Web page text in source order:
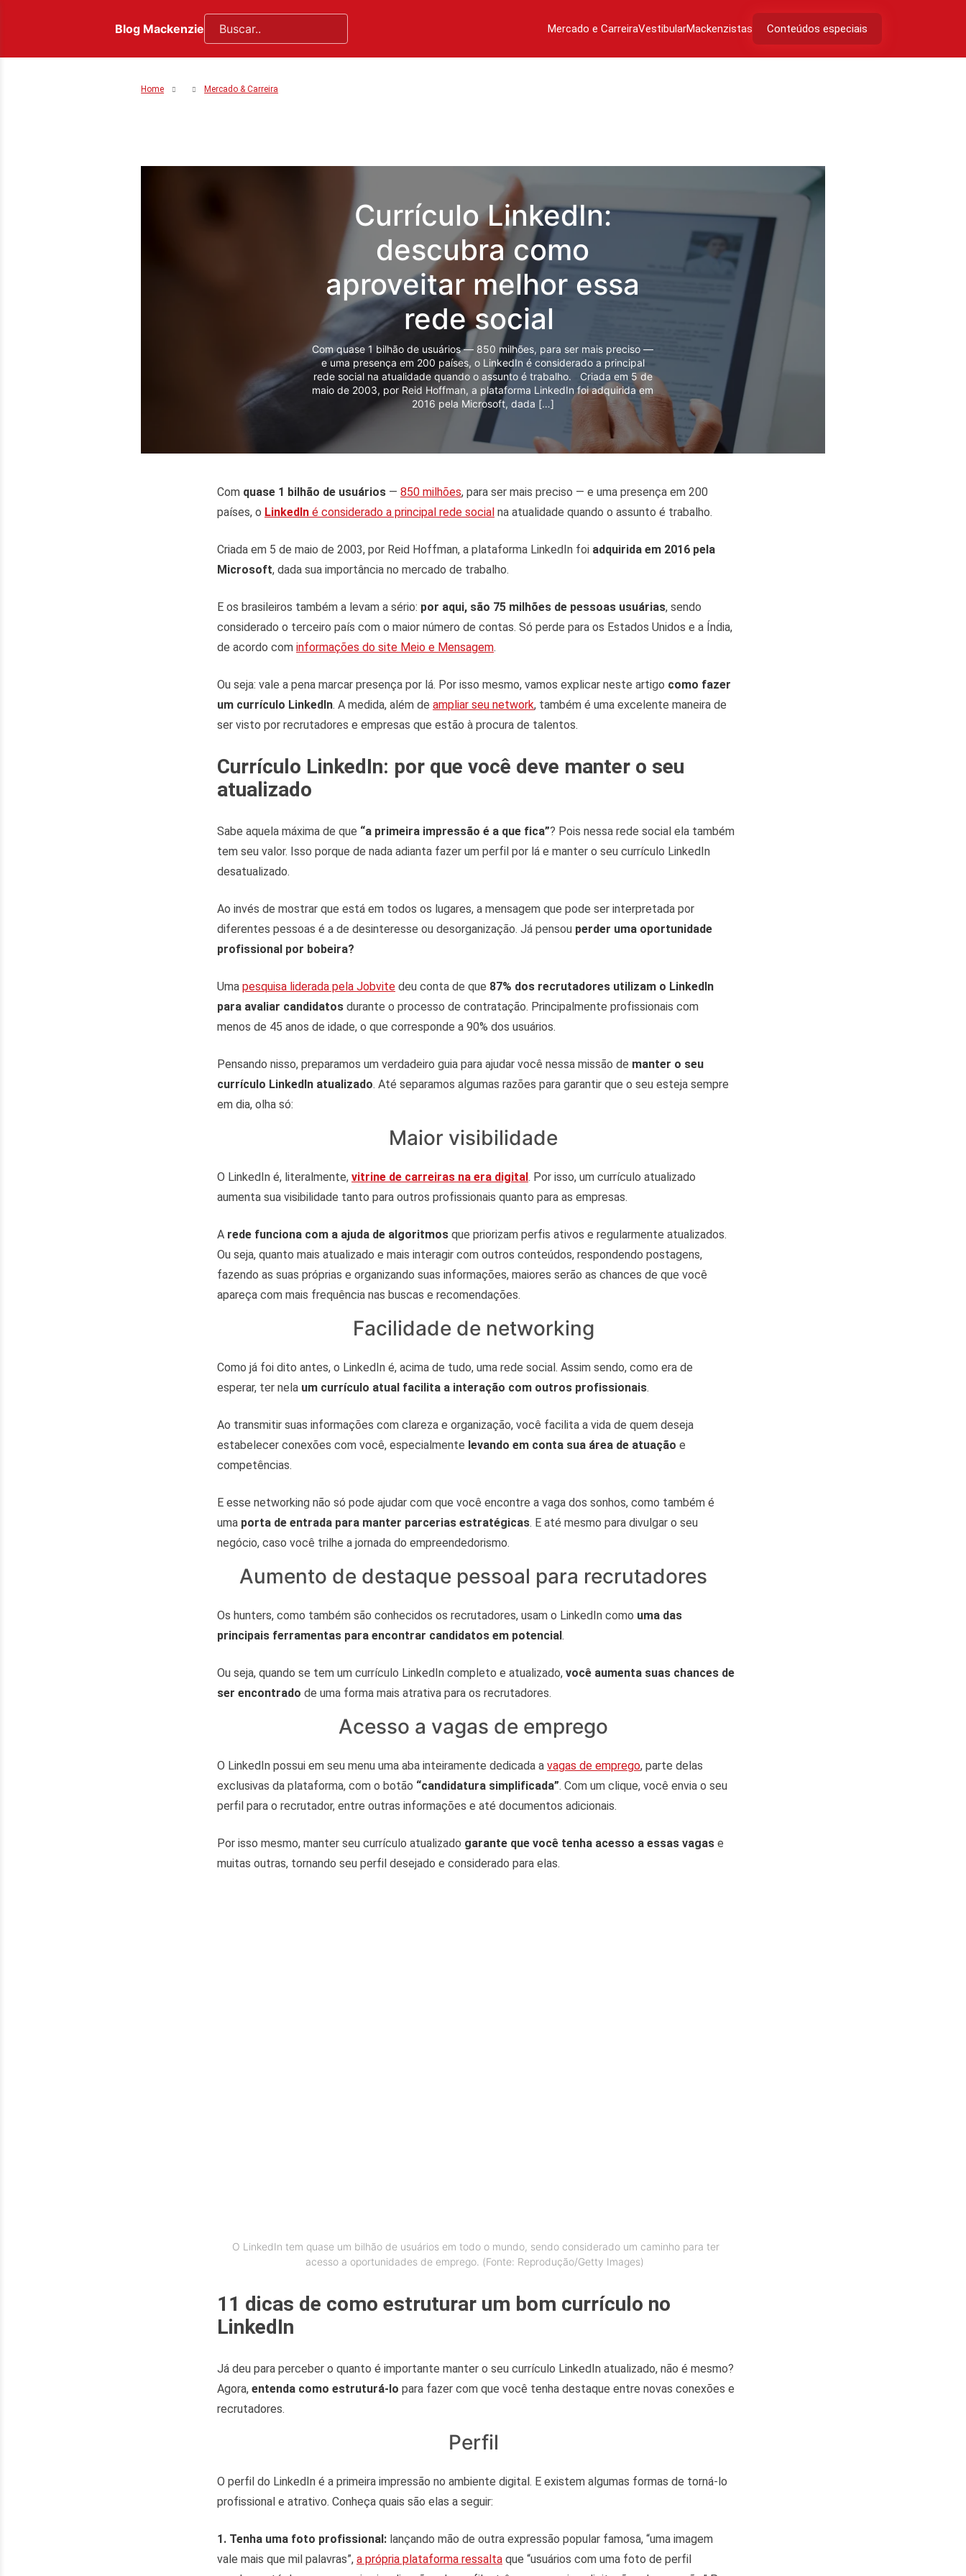
Blog Mackenzie Mercado e CarreiraVestibularMackenzistas Conteúdos especiais
Home Mercado & Carreira
Currículo LinkedIn:
descubra como
aproveitar melhor essa
rede social
Com quase 1 bilhão de usuários — 850 milhões, para ser mais preciso —
e uma presença em 200 países, o LinkedIn é considerado a principal
rede social na atualidade quando o assunto é trabalho. Criada em 5 de
maio de 2003, por Reid Hoffman, a plataforma LinkedIn foi adquirida em
2016 pela Microsoft, dada […]
Com quase 1 bilhão de usuários — 850 milhões, para ser mais preciso — e uma presença em 200
países, o LinkedIn é considerado a principal rede social na atualidade quando o assunto é trabalho.
Criada em 5 de maio de 2003, por Reid Hoffman, a plataforma LinkedIn foi adquirida em 2016 pela
Microsoft, dada sua importância no mercado de trabalho.
E os brasileiros também a levam a sério: por aqui, são 75 milhões de pessoas usuárias, sendo
considerado o terceiro país com o maior número de contas. Só perde para os Estados Unidos e a Índia,
de acordo com informações do site Meio e Mensagem.
Ou seja: vale a pena marcar presença por lá. Por isso mesmo, vamos explicar neste artigo como fazer
um currículo LinkedIn. A medida, além de ampliar seu network, também é uma excelente maneira de
ser visto por recrutadores e empresas que estão à procura de talentos.
Currículo LinkedIn: por que você deve manter o seu
atualizado
Sabe aquela máxima de que “a primeira impressão é a que fica”? Pois nessa rede social ela também
tem seu valor. Isso porque de nada adianta fazer um perfil por lá e manter o seu currículo LinkedIn
desatualizado.
Ao invés de mostrar que está em todos os lugares, a mensagem que pode ser interpretada por
diferentes pessoas é a de desinteresse ou desorganização. Já pensou perder uma oportunidade
profissional por bobeira?
Uma pesquisa liderada pela Jobvite deu conta de que 87% dos recrutadores utilizam o LinkedIn
para avaliar candidatos durante o processo de contratação. Principalmente profissionais com
menos de 45 anos de idade, o que corresponde a 90% dos usuários.
Pensando nisso, preparamos um verdadeiro guia para ajudar você nessa missão de manter o seu
currículo LinkedIn atualizado. Até separamos algumas razões para garantir que o seu esteja sempre
em dia, olha só:
Maior visibilidade
O LinkedIn é, literalmente, vitrine de carreiras na era digital. Por isso, um currículo atualizado
aumenta sua visibilidade tanto para outros profissionais quanto para as empresas.
A rede funciona com a ajuda de algoritmos que priorizam perfis ativos e regularmente atualizados.
Ou seja, quanto mais atualizado e mais interagir com outros conteúdos, respondendo postagens,
fazendo as suas próprias e organizando suas informações, maiores serão as chances de que você
apareça com mais frequência nas buscas e recomendações.
Facilidade de networking
Como já foi dito antes, o LinkedIn é, acima de tudo, uma rede social. Assim sendo, como era de
esperar, ter nela um currículo atual facilita a interação com outros profissionais.
Ao transmitir suas informações com clareza e organização, você facilita a vida de quem deseja
estabelecer conexões com você, especialmente levando em conta sua área de atuação e
competências.
E esse networking não só pode ajudar com que você encontre a vaga dos sonhos, como também é
uma porta de entrada para manter parcerias estratégicas. E até mesmo para divulgar o seu
negócio, caso você trilhe a jornada do empreendedorismo.
Aumento de destaque pessoal para recrutadores
Os hunters, como também são conhecidos os recrutadores, usam o LinkedIn como uma das
principais ferramentas para encontrar candidatos em potencial.
Ou seja, quando se tem um currículo LinkedIn completo e atualizado, você aumenta suas chances de
ser encontrado de uma forma mais atrativa para os recrutadores.
Acesso a vagas de emprego
O LinkedIn possui em seu menu uma aba inteiramente dedicada a vagas de emprego, parte delas
exclusivas da plataforma, com o botão “candidatura simplificada”. Com um clique, você envia o seu
perfil para o recrutador, entre outras informações e até documentos adicionais.
Por isso mesmo, manter seu currículo atualizado garante que você tenha acesso a essas vagas e
muitas outras, tornando seu perfil desejado e considerado para elas.
O LinkedIn tem quase um bilhão de usuários em todo o mundo, sendo considerado um caminho para ter
acesso a oportunidades de emprego. (Fonte: Reprodução/Getty Images)
11 dicas de como estruturar um bom currículo no
LinkedIn
Já deu para perceber o quanto é importante manter o seu currículo LinkedIn atualizado, não é mesmo?
Agora, entenda como estruturá-lo para fazer com que você tenha destaque entre novas conexões e
recrutadores.
Perfil
O perfil do LinkedIn é a primeira impressão no ambiente digital. E existem algumas formas de torná-lo
profissional e atrativo. Conheça quais são elas a seguir:
1. Tenha uma foto profissional: lançando mão de outra expressão popular famosa, “uma imagem
vale mais que mil palavras”, a própria plataforma ressalta que “usuários com uma foto de perfil